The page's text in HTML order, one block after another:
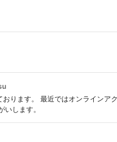
ります。 最近ではオンラインア
いします。